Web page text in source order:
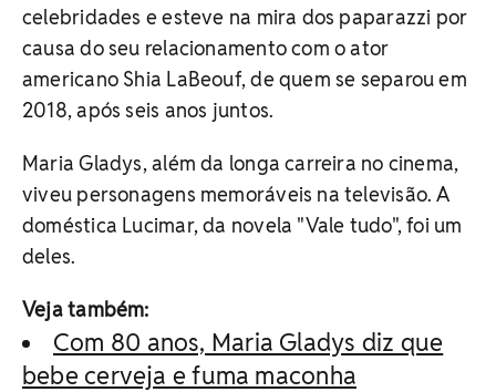
celebridades e esteve na mira dos paparazzi por
causa do seu relacionamento com o ator
americano Shia LaBeouf, de quem se separou em
2018, após seis anos juntos.
Maria Gladys, além da longa carreira no cinema,
viveu personagens memoráveis na televisão. A
doméstica Lucimar, da novela "Vale tudo", foi um
deles.
Veja também:
Com 80 anos, Maria Gladys diz que
bebe cerveja e fuma maconha